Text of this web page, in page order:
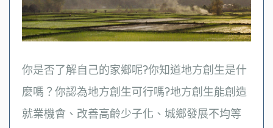
你是否了解自己的家鄉呢?你知道地方創生是什
麼嗎？你認為地方創生可行嗎?地方創生能創造
就業機會、改善高齡少子化、城鄉發展不均等